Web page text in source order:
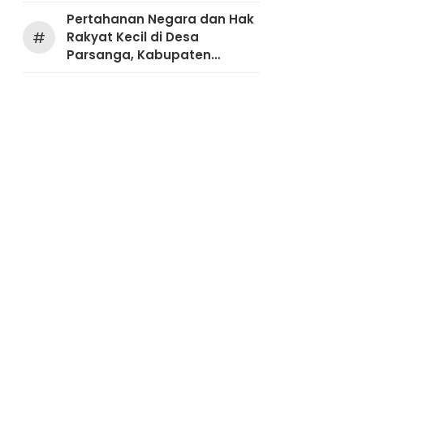
#
Pertahanan Negara dan Hak
Rakyat Kecil di Desa
Parsanga, Kabupaten